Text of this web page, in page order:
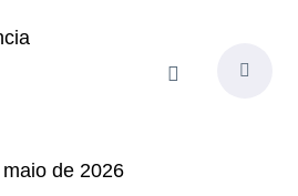
de 2026